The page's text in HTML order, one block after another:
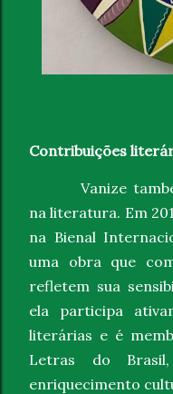
Contribuições
Vanize
na literatura. Em
na Bienal
uma obra que
refletem sua
ela participa
literárias e é
Letras do
enriquecimento